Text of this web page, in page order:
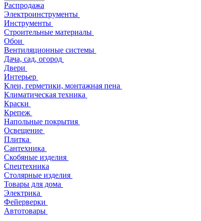
Распродажа
Электроинструменты
Инструменты
Строительные материалы
Обои
Вентиляционные системы
Дача, сад, огород
Двери
Интерьер
Клеи, герметики, монтажная пена
Климатическая техника
Краски
Крепеж
Напольные покрытия
Освещение
Плитка
Сантехника
Скобяные изделия
Спецтехника
Столярные изделия
Товары для дома
Электрика
Фейерверки
Автотовары